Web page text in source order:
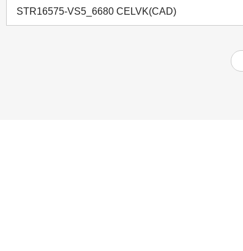
STR16575-VS5_6680 CELVK(CAD)